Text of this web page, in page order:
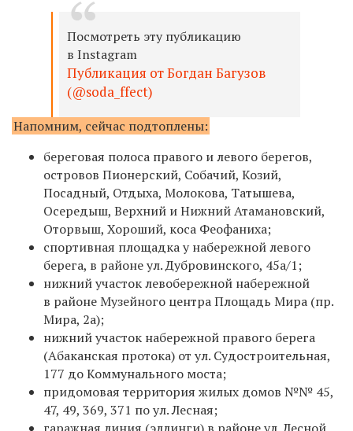
Посмотреть эту публикацию
в Instagram
Публикация от Богдан Багузов
(@soda_ffect)
Напомним, сейчас подтоплены:
береговая полоса правого и левого берегов,
островов Пионерский, Собачий, Козий,
Посадный, Отдыха, Молокова, Татышева,
Осередыш, Верхний и Нижний Атамановский,
Оторвыш, Хороший, коса Феофаниха;
спортивная площадка у набережной левого
берега, в районе ул. Дубровинского, 45а/1;
нижний участок левобережной набережной
в районе Музейного центра Площадь Мира (пр.
Мира, 2а);
нижний участок набережной правого берега
(Абаканская протока) от ул. Судостроительная,
177 до Коммунального моста;
придомовая территория жилых домов №№ 45,
47, 49, 369, 371 по ул. Лесная;